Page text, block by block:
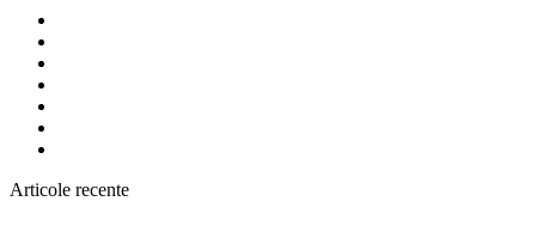
Articole recente